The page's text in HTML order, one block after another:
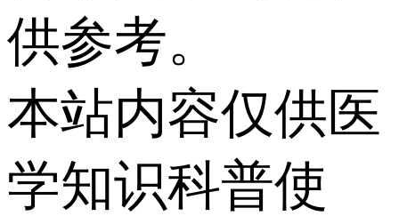
供参考。
本站内容仅供医
学知识科普使